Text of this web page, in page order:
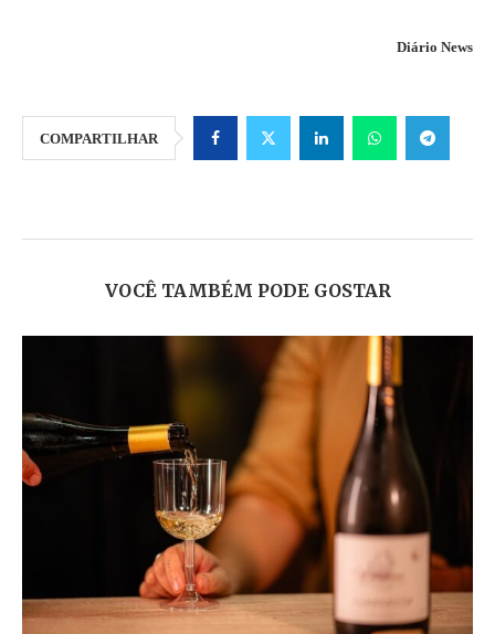
Diário News
COMPARTILHAR
VOCÊ TAMBÉM PODE GOSTAR